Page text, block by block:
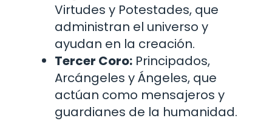
Virtudes y Potestades, que
administran el universo y
ayudan en la creación.
Tercer Coro: Principados,
Arcángeles y Ángeles, que
actúan como mensajeros y
guardianes de la humanidad.